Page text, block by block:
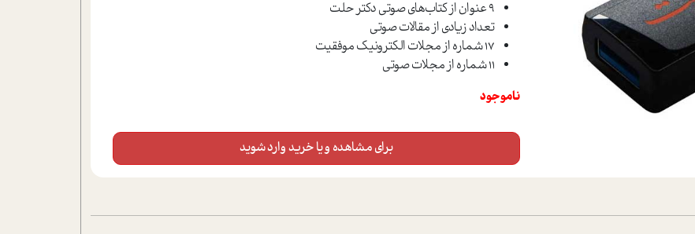
9 عنوان از کتاب‌های صوتی دکتر حلت
تعداد زیادی از مقالات صوتی
17 شماره از مجلات الکترونیک موفقیت
11 شماره از مجلات صوتی
ناموجود
برای مشاهده و یا خرید وارد شوید